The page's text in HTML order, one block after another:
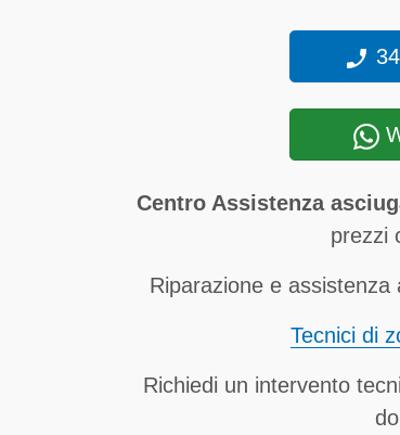
Centro Assistenza
prezzi
Riparazione e
Tecnici di
Richiedi un intervento